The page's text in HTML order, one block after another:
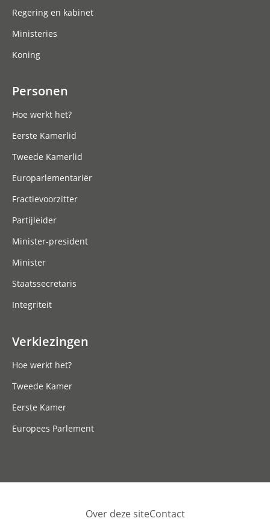
Regering en kabinet
Ministeries
Koning
Personen
Hoe werkt het?
Eerste Kamerlid
Tweede Kamerlid
Europarlementariër
Fractievoorzitter
Partijleider
Minister-president
Minister
Staatssecretaris
Integriteit
Verkiezingen
Hoe werkt het?
Tweede Kamer
Eerste Kamer
Europees Parlement
Over deze siteContact